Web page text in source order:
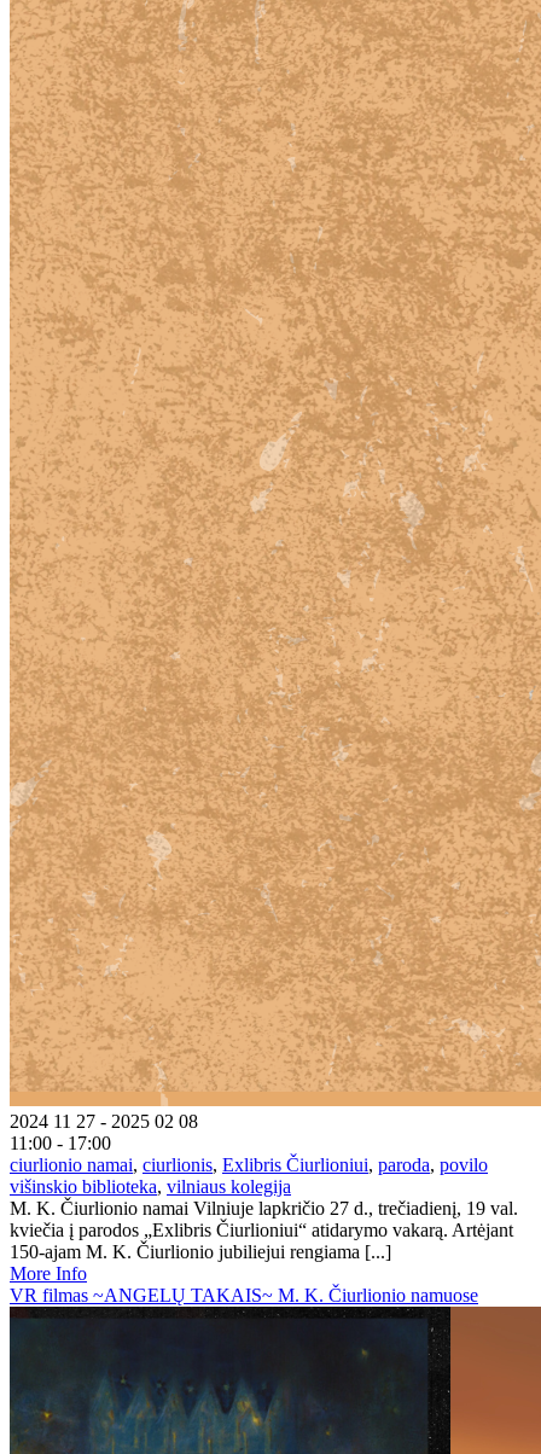
2024 11 27 - 2025 02 08
11:00 - 17:00
ciurlionio namai, ciurlionis, Exlibris Čiurlioniui, paroda, povilo
višinskio biblioteka, vilniaus kolegija
M. K. Čiurlionio namai Vilniuje lapkričio 27 d., trečiadienį, 19 val.
kviečia į parodos „Exlibris Čiurlioniui“ atidarymo vakarą. Artėjant
150-ajam M. K. Čiurlionio jubiliejui rengiama [...]
More Info
VR filmas ~ANGELŲ TAKAIS~ M. K. Čiurlionio namuose